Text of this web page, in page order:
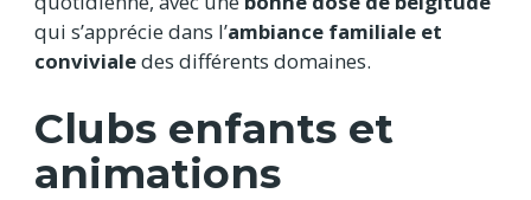
qui s’apprécie dans l’ambiance familiale et
convivialedes différents domaines.
Clubs enfants et
animations